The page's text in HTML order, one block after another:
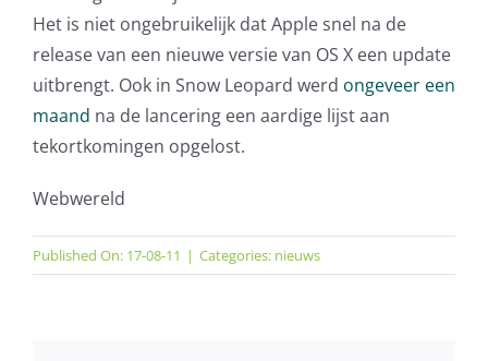
Het is niet ongebruikelijk dat Apple snel na de
release van een nieuwe versie van OS X een update
uitbrengt. Ook in Snow Leopard werd ongeveer een
maand na de lancering een aardige lijst aan
tekortkomingen opgelost.
Webwereld
Published On: 17-08-11 | Categories: nieuws